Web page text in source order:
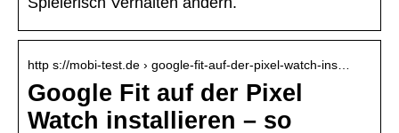
http s://mobi-test.de › google-fit-auf-der-pixel-watch-ins…
Google Fit auf der Pixel
Watch installieren – so